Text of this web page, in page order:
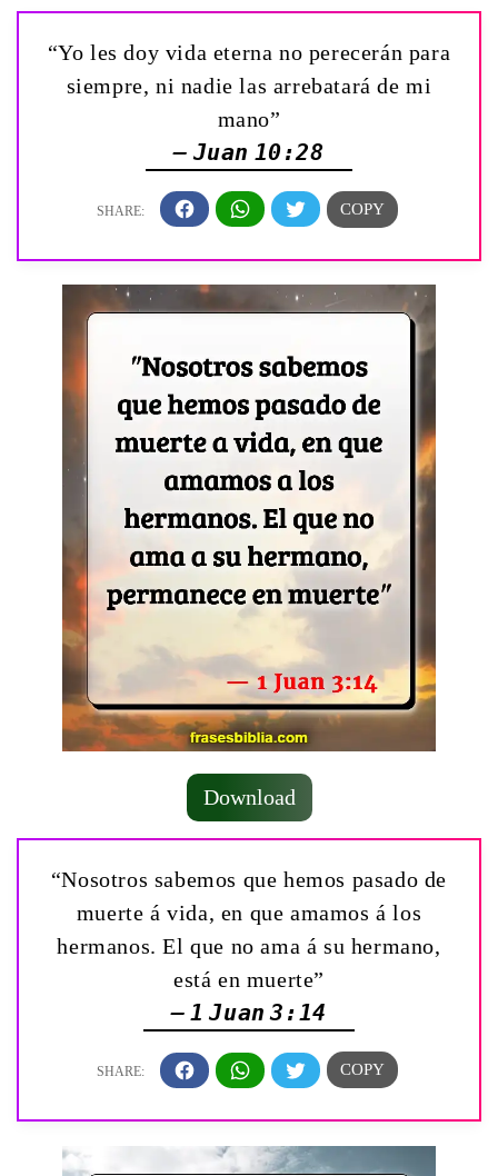
“Yo les doy vida eterna no perecerán para
siempre, ni nadie las arrebatará de mi
mano”
— Juan 10:28
Download
“Nosotros sabemos que hemos pasado de
muerte á vida, en que amamos á los
hermanos. El que no ama á su hermano,
está en muerte”
— 1 Juan 3:14